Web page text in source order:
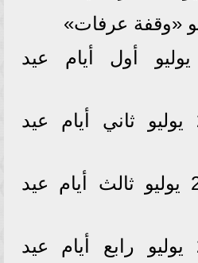
9- الثلاثاء 20 يوليو أول أيام عيد
10- الأربعاء 21 يوليو ثاني أيام عيد
11- الخميس 22 يوليو ثالث أيام عيد
12- الجمعة 23 يوليو رابع أيام عيد